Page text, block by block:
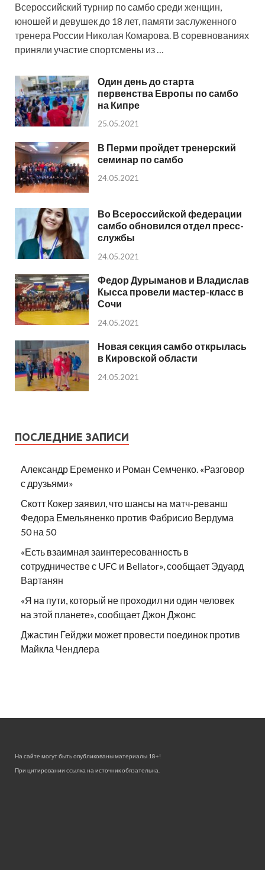
Всероссийский турнир по самбо среди женщин,
юношей и девушек до 18 лет, памяти заслуженного
тренера России Николая Комарова. В соревнованиях
приняли участие спортсмены из …
Один день до старта
первенства Европы по самбо
на Кипре
25.05.2021
В Перми пройдет тренерский
семинар по самбо
24.05.2021
Во Всероссийской федерации
самбо обновился отдел пресс-
службы
24.05.2021
Федор Дурыманов и Владислав
Кысса провели мастер-класс в
Сочи
24.05.2021
Новая секция самбо открылась
в Кировской области
24.05.2021
ПОСЛЕДНИЕ ЗАПИСИ
Александр Еременко и Роман Семченко. «Разговор
с друзьями»
Скотт Кокер заявил, что шансы на матч-реванш
Федора Емельяненко против Фабрисио Вердума
50 на 50
«Есть взаимная заинтересованность в
сотрудничестве с UFC и Bellator», сообщает Эдуард
Вартанян
«Я на пути, который не проходил ни один человек
на этой планете», сообщает Джон Джонс
Джастин Гейджи может провести поединок против
Майкла Чендлера
На сайте могут быть опубликованы материалы 18+!
При цитировании ссылка на источник обязательна.